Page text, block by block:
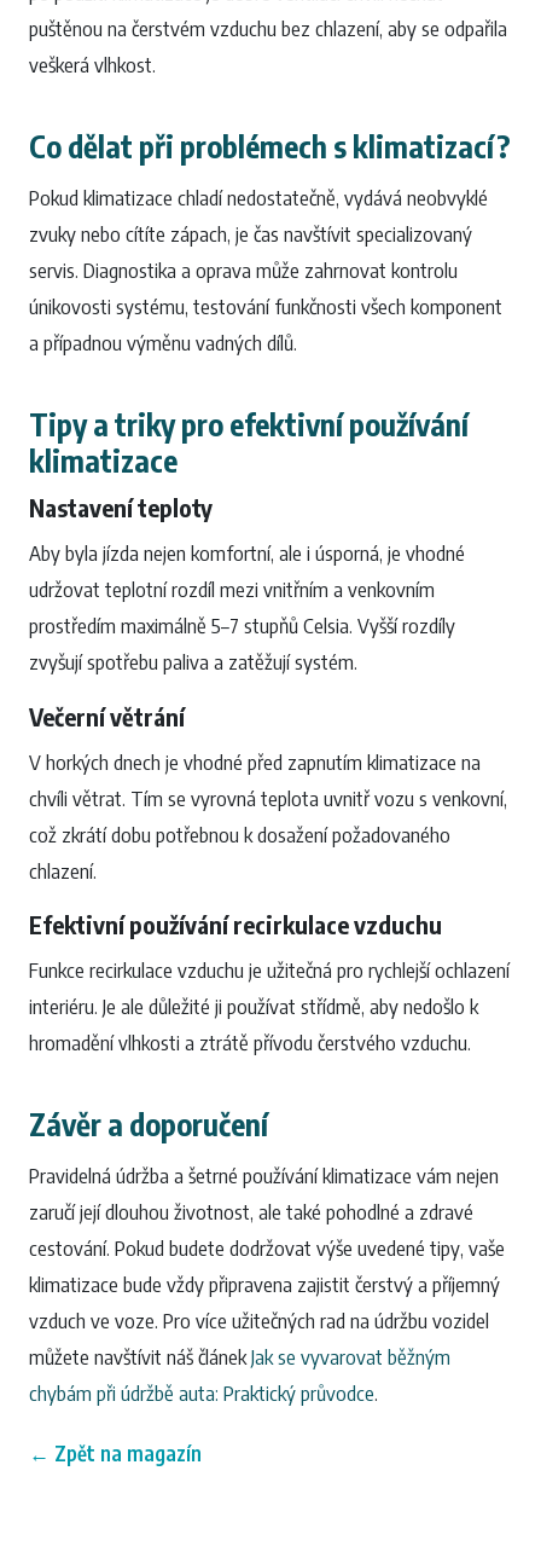
puštěnou na čerstvém vzduchu bez chlazení, aby se odpařila
veškerá vlhkost.
Co dělat při problémech s klimatizací?
Pokud klimatizace chladí nedostatečně, vydává neobvyklé
zvuky nebo cítíte zápach, je čas navštívit specializovaný
servis. Diagnostika a oprava může zahrnovat kontrolu
únikovosti systému, testování funkčnosti všech komponent
a případnou výměnu vadných dílů.
Tipy a triky pro efektivní používání
klimatizace
Nastavení teploty
Aby byla jízda nejen komfortní, ale i úsporná, je vhodné
udržovat teplotní rozdíl mezi vnitřním a venkovním
prostředím maximálně 5–7 stupňů Celsia. Vyšší rozdíly
zvyšují spotřebu paliva a zatěžují systém.
Večerní větrání
V horkých dnech je vhodné před zapnutím klimatizace na
chvíli větrat. Tím se vyrovná teplota uvnitř vozu s venkovní,
což zkrátí dobu potřebnou k dosažení požadovaného
chlazení.
Efektivní používání recirkulace vzduchu
Funkce recirkulace vzduchu je užitečná pro rychlejší ochlazení
interiéru. Je ale důležité ji používat střídmě, aby nedošlo k
hromadění vlhkosti a ztrátě přívodu čerstvého vzduchu.
Závěr a doporučení
Pravidelná údržba a šetrné používání klimatizace vám nejen
zaručí její dlouhou životnost, ale také pohodlné a zdravé
cestování. Pokud budete dodržovat výše uvedené tipy, vaše
klimatizace bude vždy připravena zajistit čerstvý a příjemný
vzduch ve voze. Pro více užitečných rad na údržbu vozidel
můžete navštívit náš článekJak se vyvarovat běžným
chybám při údržbě auta: Praktický průvodce.
← Zpět na magazín